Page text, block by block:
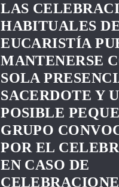
LAS
HABITUALES
EUCARISTÍA
MANTENERSE
SOLA
SACERDOTE Y
POSIBLE
GRUPO
POR EL
EN CASO DE